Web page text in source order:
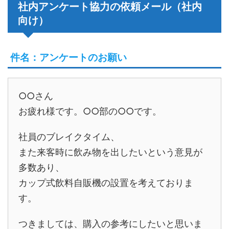
社内アンケート協力の依頼メール（社内
向け）
件名：アンケートのお願い
○○さん
お疲れ様です。○○部の○○です。
社員のブレイクタイム、
また来客時に飲み物を出したいという意見が
多数あり、
カップ式飲料自販機の設置を考えておりま
す。
つきましては、購入の参考にしたいと思いま